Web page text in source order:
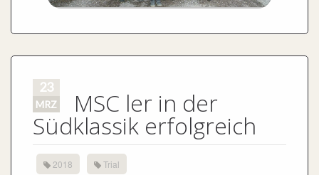
23
MRZ MSC ler in der
Südklassik erfolgreich
2018 Trial